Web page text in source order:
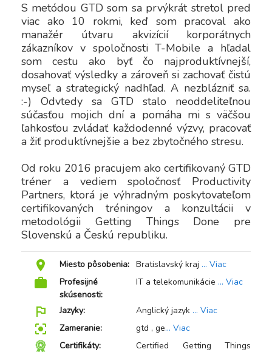
S metódou GTD som sa prvýkrát stretol pred
viac ako 10 rokmi, keď som pracoval ako
manažér útvaru akvizícií korporátnych
zákazníkov v spoločnosti T-Mobile a hľadal
som cestu ako byť čo najproduktívnejší,
dosahovať výsledky a zároveň si zachovať čistú
myseľ a strategický nadhľad. A nezblázniť sa.
:-) Odvtedy sa GTD stalo neoddeliteľnou
súčasťou mojich dní a pomáha mi s väčšou
ľahkosťou zvládať každodenné výzvy, pracovať
a žiť produktívnejšie a bez zbytočného stresu.
Od roku 2016 pracujem ako certifikovaný GTD
tréner a vediem spoločnosť Productivity
Partners, ktorá je výhradným poskytovateľom
certifikovaných tréningov a konzultácii v
metodológii Getting Things Done pre
Slovenskú a Českú republiku.
room Miesto pôsobenia: Bratislavský kraj ... Viac
work
Profesijné
skúsenosti:
IT a telekomunikácie ... Viac
outlined_flag Jazyky: Anglický jazyk ... Viac
center_focus_strong Zameranie: gtd , ge... Viac
Certifikáty:
Certified Getting Things